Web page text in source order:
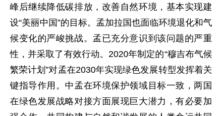
峰后继续降低碳排放，改善自然环境，基本实现建
设“美丽中国”的目标。孟加拉国也面临环境退化和气
候变化的严峻挑战。孟已充分意识到该问题的严重
性，并采取了有效行动。2020年制定的“穆吉布气候
繁荣计划”对孟在2030年实现绿色发展转型发挥着关
键指导作用。中孟在环境保护领域目标一致，两国
在绿色发展战略对接方面展现巨大潜力，有必要加